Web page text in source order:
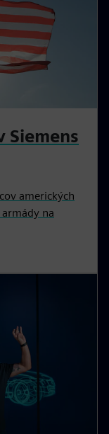
Siemens
amerických
na